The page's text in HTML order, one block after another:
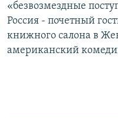
«безвозмездные
Россия - почетный
книжного салона в
американский